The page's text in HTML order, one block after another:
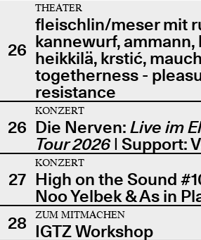
26
THEATER
fleischlin/meser mit
kannewurf,
heikkilä, krstić,
togetherness -
resistance
26
KONZERT
Die Nerven: Live im
Tour 2026| Support:
27
KONZERT
High on the Sound
Noo Yelbek & As in
28
ZUM MITMACHEN
IGTZ Workshop